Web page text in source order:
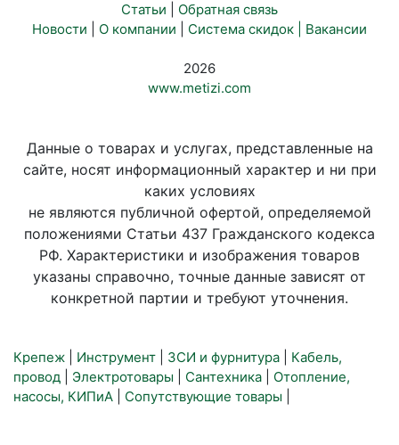
Статьи
Обратная связь
Новости
О компании Система скидок | Вакансии
2026
www.metizi.com
Данные о товарах и услугах, представленные на
сайте, носят информационный характер и ни при
каких условиях
не являются публичной офертой, определяемой
положениями Статьи 437 Гражданского кодекса
РФ. Характеристики и изображения товаров
указаны справочно, точные данные зависят от
конкретной партии и требуют уточнения.
Крепеж Инструмент ЗСИ и фурнитура
Кабель,
провод
Электротовары Сантехника
Отопление,
насосы, КИПиА
Сопутствующие товары